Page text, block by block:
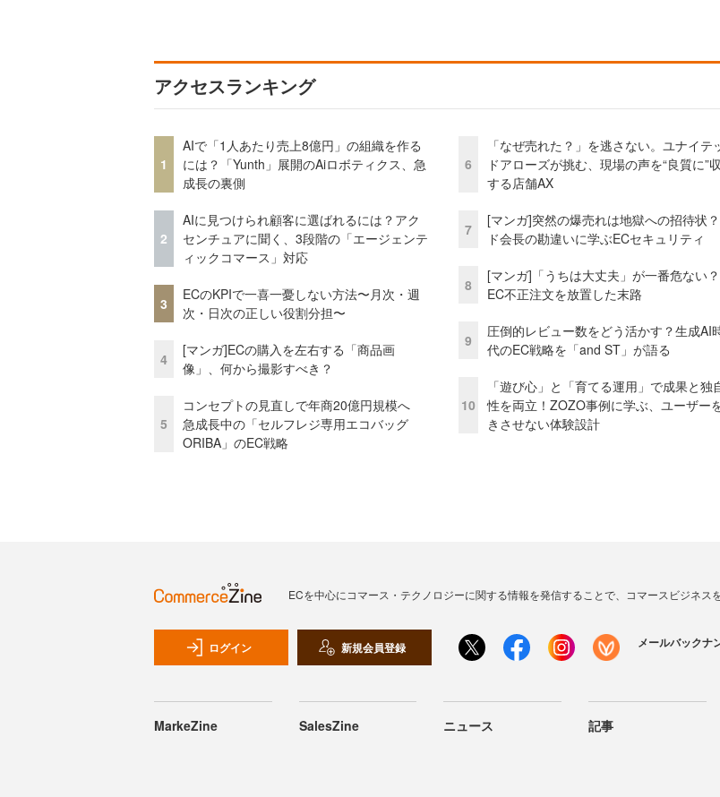
アクセスランキング
1
AIで「1人あたり売上8億円」の組織を作る
には？「Yunth」展開のAiロボティクス、急
成長の裏側
2
AIに見つけられ顧客に選ばれるには？アク
センチュアに聞く、3段階の「エージェンテ
ィックコマース」対応
3
ECのKPIで一喜一憂しない方法〜月次・週
次・日次の正しい役割分担〜
4
[マンガ]ECの購入を左右する「商品画
像」、何から撮影すべき？
5
コンセプトの見直しで年商20億円規模へ
急成長中の「セルフレジ専用エコバッグ
ORIBA」のEC戦略
6
「なぜ売れた？」を逃さない。ユナイテ
ドアローズが挑む、現場の声を“良質に”
する店舗AX
7
[マンガ]突然の爆売れは地獄への招待状
ド会長の勘違いに学ぶECセキュリティ
8
[マンガ]「うちは大丈夫」が一番危ない？
EC不正注文を放置した末路
9
圧倒的レビュー数をどう活かす？生成AI
代のEC戦略を「and ST」が語る
10
「遊び心」と「育てる運用」で成果と独
性を両立！ZOZO事例に学ぶ、ユーザー
きさせない体験設計
ECを中心にコマース・テクノロジーに関する情報を発信することで、コマースビジネス
ログイン 新規会員登録 メールバックナ
MarkeZine SalesZine ニュース 記事